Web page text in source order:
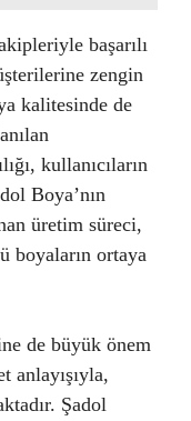
başarılı
zengin
kalitesinde de
kullanıcıların
Boya’nın
üretim süreci,
boyaların ortaya
de büyük önem
anlayışıyla,
Şadol